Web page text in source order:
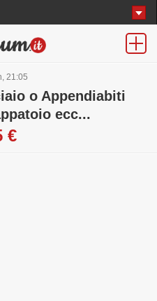
21:05
o Appendiabiti
ecc...
€